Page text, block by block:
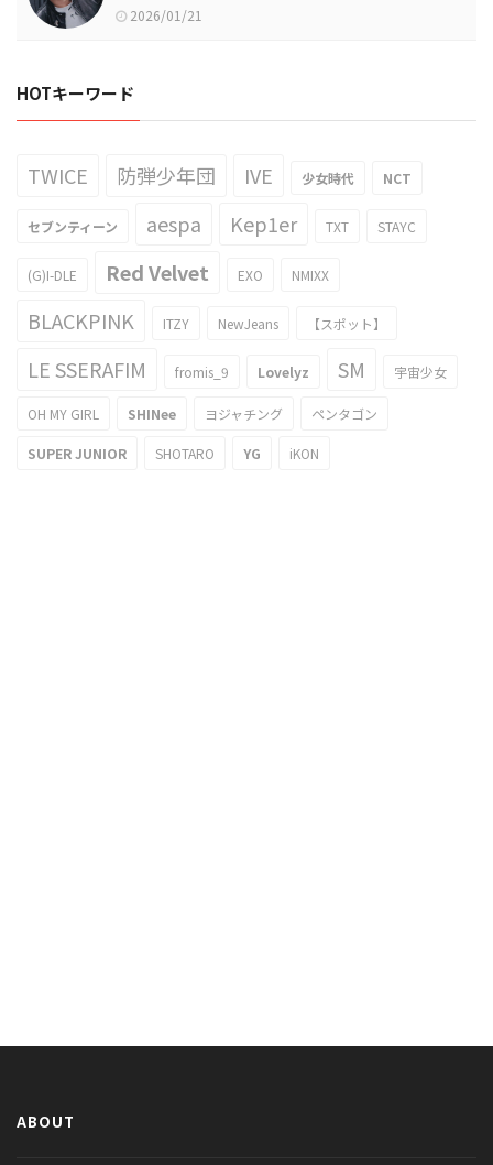
2026/01/21
HOTキーワード
TWICE 防弾少年団 IVE 少女時代 NCT
セブンティーン aespa Kep1er TXT STAYC
(G)I-DLE Red Velvet EXO NMIXX
BLACKPINK ITZY NewJeans 【スポット】
LE SSERAFIM fromis_9 Lovelyz SM 宇宙少女
OH MY GIRL SHINee ヨジャチング ペンタゴン
SUPER JUNIOR SHOTARO YG iKON
ABOUT